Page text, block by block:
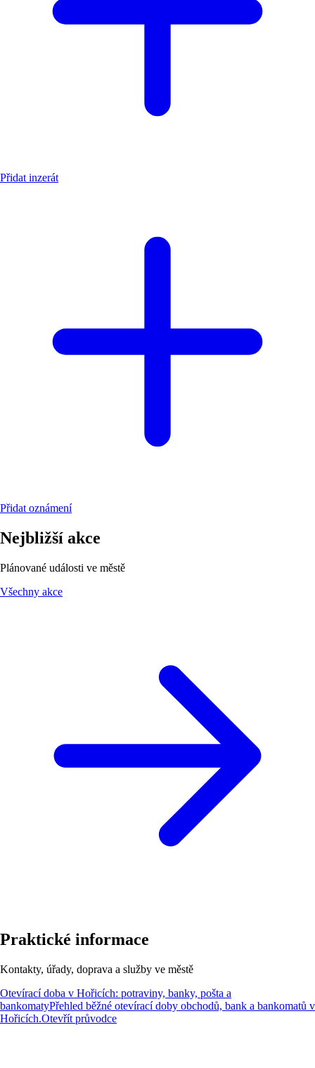
Přidat inzerát
Přidat oznámení
Nejbližší akce
Plánované události ve městě
Všechny akce
Praktické informace
Kontakty, úřady, doprava a služby ve městě
Otevírací doba v Hořicích: potraviny, banky, pošta a
bankomatyPřehled běžné otevírací doby obchodů, bank a bankomatů v
Hořicích.Otevřít průvodce